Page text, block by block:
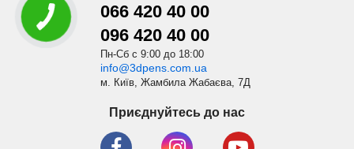
066 420 40 00
096 420 40 00
Пн-Сб с 9:00 до 18:00
info@3dpens.com.ua
м. Київ, Жамбила Жабаєва, 7Д
Приєднуйтесь до нас